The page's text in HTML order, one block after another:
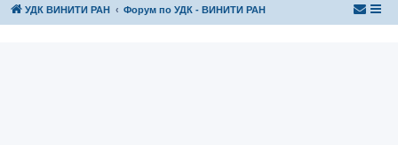
УДК ВИНИТИ РАН Форум по УДК - ВИНИТИ РАН